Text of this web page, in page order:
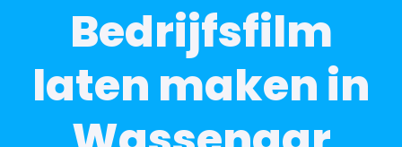
Bedrijfsfilm
laten maken in